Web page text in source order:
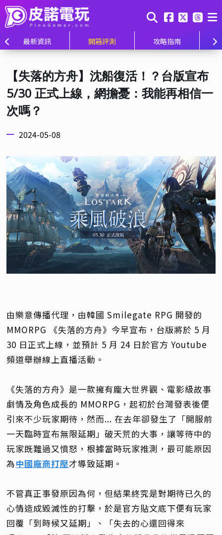
最新資訊 開箱評測 攻略指南
【失落的方舟】沈船復活！？台版宣布
5/30 正式上線，網擔憂：我能再相信一
次嗎？
2024-05-08
由樂意傳播代理，由韓國 Smilegate RPG 開發的
MMORPG 《失落的方舟》今早宣布，台版將於 5 月
30 日正式上線，並預計 5 月 24 日於官方 Youtube
頻道舉辦線上直播活動。
《失落的方舟》是一款擁有龐大世界觀、電影級故事
劇情及角色成長的 MMORPG，起初於台灣發表後便
引來不少玩家期待，然而... 在去年卻發生了「開服前
一天臨時宣布無限延期」破天荒的大事，讓等待中的
玩家既難過又憤怒，根據當時玩家推測，最可能原因
為中國廠商打壓才導致延期。
不管真正事發原因為何，但結果終究是對期待已久的
心情造成毀滅性的打擊，於是官方貼文底下便有玩家
回覆「到時候又延期」、「失去的心還回得來